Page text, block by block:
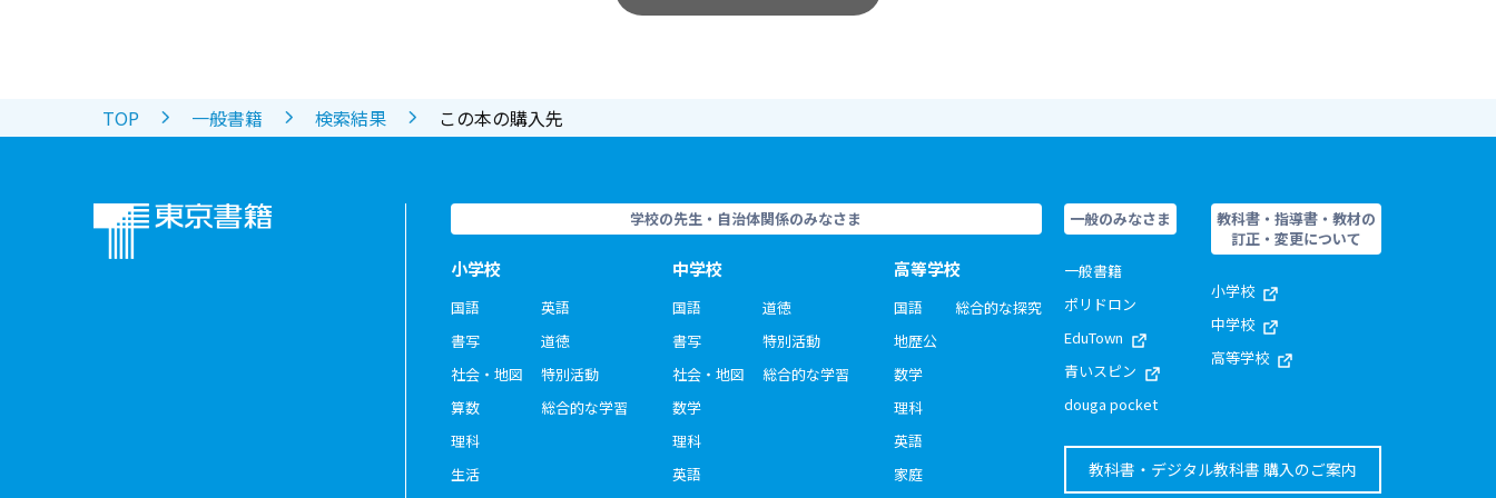
TOP 一般書籍 検索結果 この本の購入先
学校の先生・自治体関係のみなさま
小学校
国語
書写
社会・地図
算数
理科
生活
英語
道徳
特別活動
総合的な学習
中学校
国語
書写
社会・地図
数学
理科
英語
道徳
特別活動
総合的な学習
高等学校
国語
地歴公
数学
理科
英語
家庭
総合的な探究
一般のみなさま
一般書籍
ポリドロン
EduTown
青いスピン
douga pocket
教科書・指導書・教材の
訂正・変更について
小学校
中学校
高等学校
教科書・デジタル教科書 購入のご案内